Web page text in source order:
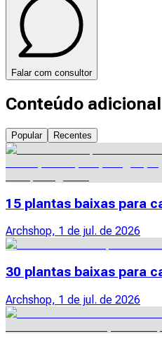
Falar com consultor
Conteúdo adicional
Popular Recentes
15 plantas baixas para
Archshop, 1 de jul. de 2026
30 plantas baixas para
Archshop, 1 de jul. de 2026